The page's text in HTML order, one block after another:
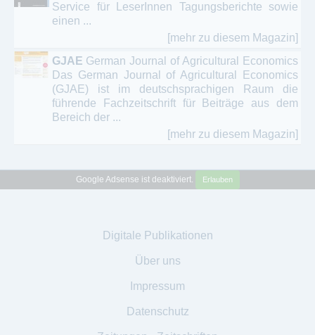
Service für LeserInnen Tagungsberichte sowie
einen ...
[mehr zu diesem Magazin]
GJAE German Journal of Agricultural Economics
Das German Journal of Agricultural Economics
(GJAE) ist im deutschsprachigen Raum die
führende Fachzeitschrift für Beiträge aus dem
Bereich der ...
[mehr zu diesem Magazin]
Google Adsense ist deaktiviert. Erlauben
Digitale Publikationen
Über uns
Impressum
Datenschutz